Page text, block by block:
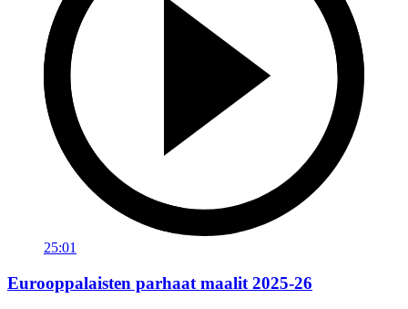
25:01
Eurooppalaisten parhaat maalit 2025-26